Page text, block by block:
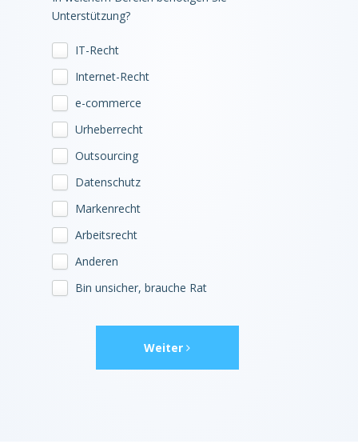
Unterstützung?
IT-Recht
Internet-Recht
e-commerce
Urheberrecht
Outsourcing
Datenschutz
Markenrecht
Arbeitsrecht
Anderen
Bin unsicher, brauche Rat
Weiter